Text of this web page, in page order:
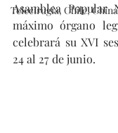
Telecirugía, Chile,
Asamblea Popular
máximo órgano
celebrará su XVI
24 al 27 de junio.